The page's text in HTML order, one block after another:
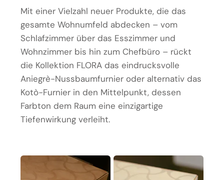
Mit einer Vielzahl neuer Produkte, die das
gesamte Wohnumfeld abdecken – vom
Schlafzimmer über das Esszimmer und
Wohnzimmer bis hin zum Chefbüro – rückt
die Kollektion FLORA das eindrucksvolle
Aniegrè-Nussbaumfurnier oder alternativ das
Kotò-Furnier in den Mittelpunkt, dessen
Farbton dem Raum eine einzigartige
Tiefenwirkung verleiht.